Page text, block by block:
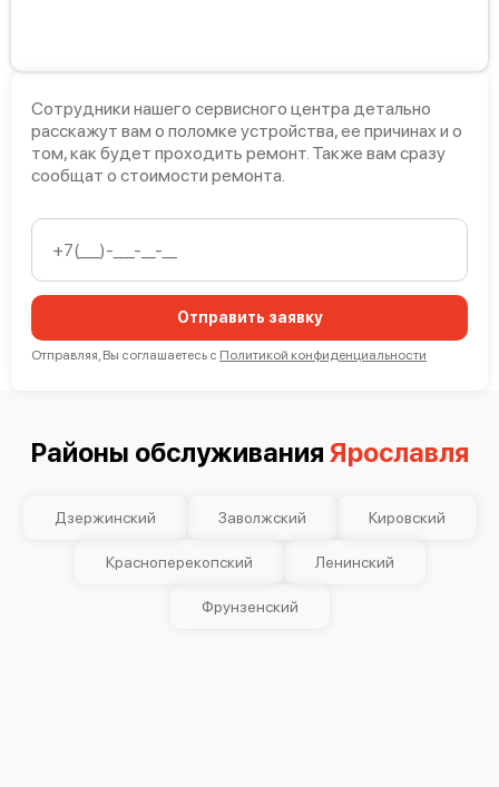
Mimaki CG-100AR
Mimaki UCJV300-130
Сотрудники нашего сервисного центра детально
расскажут вам о поломке устройства, ее причинах и о
том, как будет проходить ремонт. Также вам сразу
сообщат о стоимости ремонта.
Отправить заявку
Отправляя, Вы соглашаетесь с Политикой конфиденциальности
Районы обслуживания Ярославля
Дзержинский Заволжский Кировский
Красноперекопский Ленинский
Фрунзенский